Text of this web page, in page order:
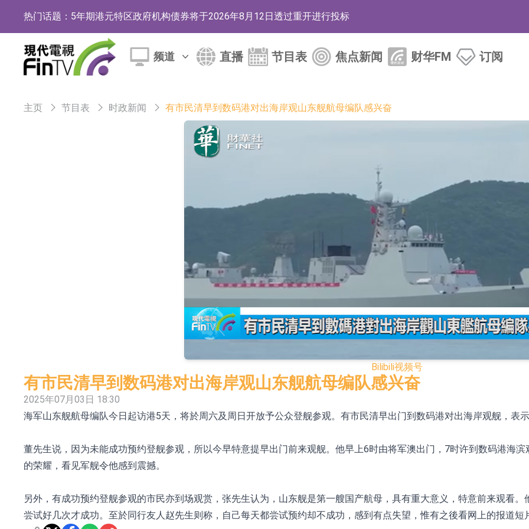
热门话题： 5年期港元特区政府机构债券将于2026年8月12日透过重开进行投标
1年期港元隔夜平均指数挂钩债券将于2026年8月12日进行投标
香港证监会就中国糖果前高管的失当行为取得13年取消资格令
【异动股】港股涨幅榜前十，生物系统工程股权(02902.HK)涨+218.75%，敏捷控股(00186.HK)涨+82.50%
地纬智能：暂未开展对外的语料商业化服务
嘉立创：公司主要提供EDA/CAM、PCB、电子元器件等电子及机械产业链一站式研发智造服务
工信部：到2030年形成3-5家具有较强国际运营能力的大型民爆企业集团
鲁阳节能：公司汽车衬垫 CCMAX、E2K、HBD系列产品已实现量产销售
北京君正：预计后续仍将主要采用季度调价的模式
【异动股】汽车整车板块下挫，北汽蓝谷(600733.CN)跌6.38%
【异动股】昨日打二板以上表现板块拉升，欣天科技(300615.CN)涨19.97%
【异动股】港股跌幅榜前十，天瑞汽车内饰(06162.HK)跌18.00%，德信服务集团(02215.HK)跌16.33%
和光智成完成天使轮数千万融资
10年期港元特区政府机构债券将于2026年8月12日透过重开进行投标
频道 直播 节目表 焦点新闻 财华FM 订阅
主页 节目表 时政新闻 有市民清早到数码港对出海岸观山东舰航母编队感兴奋
Bilibili视频号
有市民清早到数码港对出海岸观山东舰航母编队感兴奋
2025年07月03日 18:30
海军山东舰航母编队今日起访港5天，将於周六及周日开放予公众登舰参观。有市民清早出门到数码港对出海岸观舰，表
董先生说，因为未能成功预约登舰参观，所以今早特意提早出门前来观舰。他早上6时由将军澳出门，7时许到数码港海
的荣耀，看见军舰令他感到震撼。
另外，有成功预约登舰参观的市民亦到场观赏，张先生认为，山东舰是第一艘国产航母，具有重大意义，特意前来观看
尝试好几次才成功。至於同行友人赵先生则称，自己每天都尝试预约却不成功，感到有点失望，惟有之後看网上的报道短